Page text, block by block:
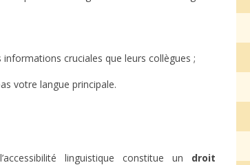
informations cruciales que leurs collègues ;
votre langue principale.
linguistique constitue un droit